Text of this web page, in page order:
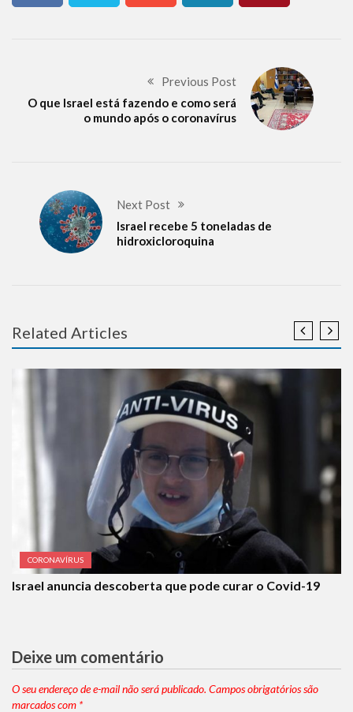
Previous Post
O que Israel está fazendo e como será
o mundo após o coronavírus
Next Post
Israel recebe 5 toneladas de
hidroxicloroquina
Related Articles
CORONAVÍRUS
Israel anuncia descoberta que pode curar o Covid-19
Deixe um comentário
O seu endereço de e-mail não será publicado. Campos obrigatórios são
marcados com *